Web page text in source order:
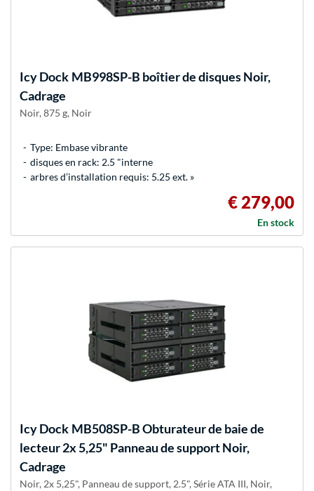
Icy Dock MB998SP-B boîtier de disques Noir,
Cadrage
Noir, 875 g, Noir
Type: Embase vibrante
disques en rack: 2.5 "interne
arbres d’installation requis: 5.25 ext. »
€ 279,00
En stock
Icy Dock MB508SP-B Obturateur de baie de
lecteur 2x 5,25" Panneau de support Noir,
Cadrage
Noir, 2x 5,25", Panneau de support, 2.5", Série ATA III, Noir,